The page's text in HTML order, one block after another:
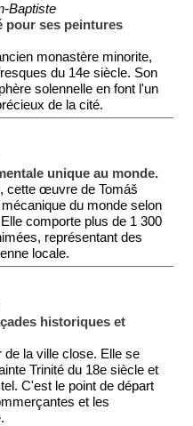
Baptiste
pour ses peintures
monastère minorite,
du 14e siècle. Son
solennelle en font l'un
de la cité.
unique au monde.
cette œuvre de Tomáš
du monde selon
comporte plus de 1 300
représentant des
locale.
historiques et
la ville close. Elle se
Trinité du 18e siècle et
C'est le point de départ
et les